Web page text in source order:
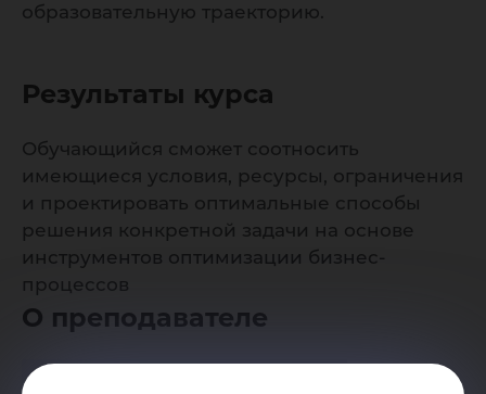
образовательную траекторию.
Результаты курса
Обучающийся сможет соотносить
имеющиеся условия, ресурсы, ограничения
и проектировать оптимальные способы
решения конкретной задачи на основе
инструментов оптимизации бизнес-
процессов
О преподавателе